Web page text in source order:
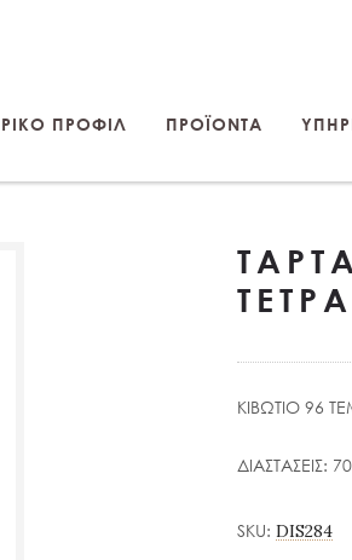
ΠΡΟΦΙΛ ΠΡΟΪΟΝΤΑ
ΚΙΒΩΤΙΟ 96
ΔΙΑΣΤΑΣΕΙΣ:
SKU: DIS284